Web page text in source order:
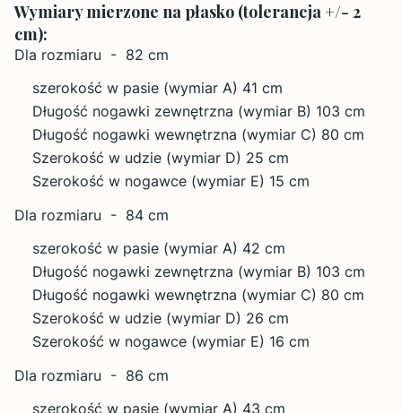
Wymiary mierzone na płasko (tolerancja +/- 2
cm):
Dla rozmiaru - 82 cm
szerokość w pasie (wymiar A) 41 cm
Długość nogawki zewnętrzna (wymiar B) 103 cm
Długość nogawki wewnętrzna (wymiar C) 80 cm
Szerokość w udzie (wymiar D) 25 cm
Szerokość w nogawce (wymiar E) 15 cm
Dla rozmiaru - 84 cm
szerokość w pasie (wymiar A) 42 cm
Długość nogawki zewnętrzna (wymiar B) 103 cm
Długość nogawki wewnętrzna (wymiar C) 80 cm
Szerokość w udzie (wymiar D) 26 cm
Szerokość w nogawce (wymiar E) 16 cm
Dla rozmiaru - 86 cm
szerokość w pasie (wymiar A) 43 cm